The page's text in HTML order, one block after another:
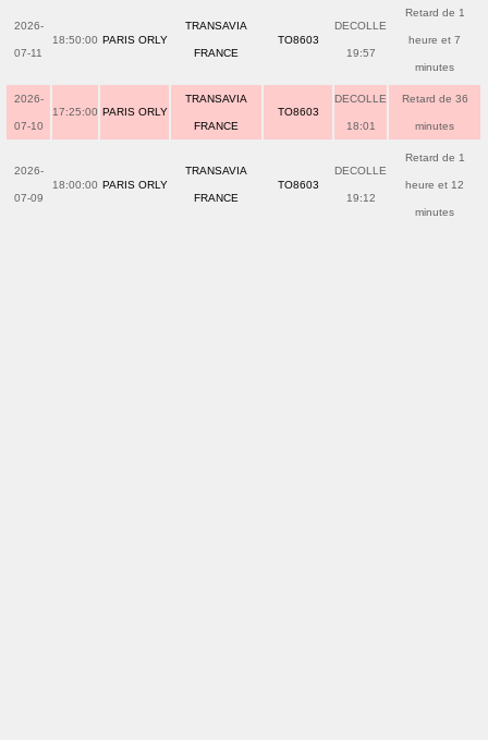
2026-
07-11
18:50:00 PARIS ORLY
TRANSAVIA
FRANCE
TO8603
DECOLLE
19:57
Retard de 1
heure et 7
minutes
2026-
07-10
17:25:00 PARIS ORLY
TRANSAVIA
FRANCE
TO8603
DECOLLE
18:01
Retard de 36
minutes
2026-
07-09
18:00:00 PARIS ORLY
TRANSAVIA
FRANCE
TO8603
DECOLLE
19:12
Retard de 1
heure et 12
minutes